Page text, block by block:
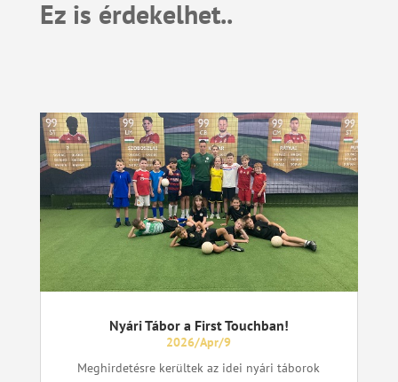
Ez is érdekelhet..
Nyári Tábor a First Touchban!
2026/Apr/9
Meghirdetésre kerültek az idei nyári táborok